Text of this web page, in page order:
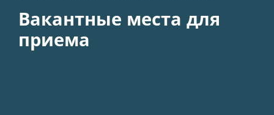
Вакантные места для
приема